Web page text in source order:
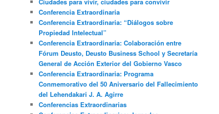
Conferencia Extraordinaria
Conferencia Extraordinaria: “Diálogos sobre
Propiedad Intelectual”
Conferencia Extraordinaria: Colaboración entre
Fórum Deusto, Deusto Business School y Secretaría
General de Acción Exterior del Gobierno Vasco
Conferencia Extraordinaria: Programa
Conmemorativo del 50 Aniversario del Fallecimiento
del Lehendakari J. A. Agirre
Conferencias Extraordinarias